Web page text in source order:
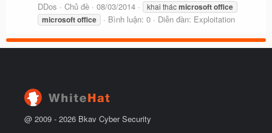
DDos
Chủ đề 08/03/2014 khai thácmicrosoftoffice
microsoftoffice Bình luận: 0 Diễn đàn: Exploitation
@ 2009 - 2026 Bkav Cyber Security